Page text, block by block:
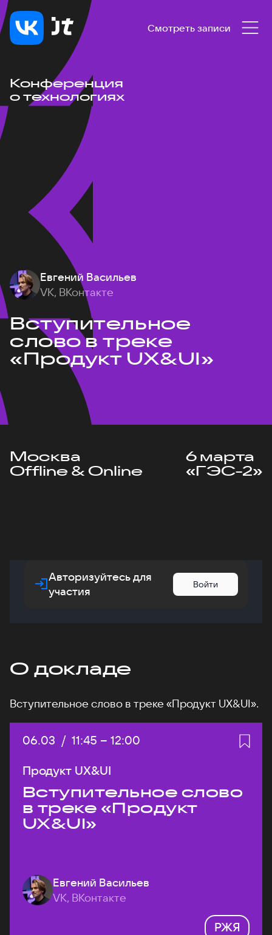
Смотреть записи
Конференция
о технологиях
Евгений Васильев
VK, ВКонтакте
Вступительное
слово в треке
«Продукт UX&UI»
Москва
Offline & Online
6 марта
«ГЭС-2»
Авторизуйтесь для
участия
Войти
О докладе
Вступительное слово в треке «Продукт UX&UI».
Дата:
06.03 / Начало:
11:45 – Конец:
12:00
Продукт UX&UI
Вступительное слово
в треке «Продукт
UX&UI»
Евгений Васильев
VK, ВКонтакте
РЖЯ